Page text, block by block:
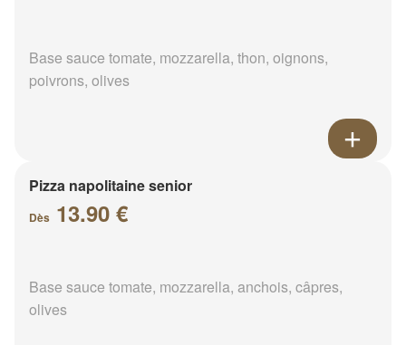
Base sauce tomate, mozzarella, thon, oignons,
poivrons, olives
Pizza napolitaine senior
Dès 13.90 €
Base sauce tomate, mozzarella, anchois, câpres,
olives